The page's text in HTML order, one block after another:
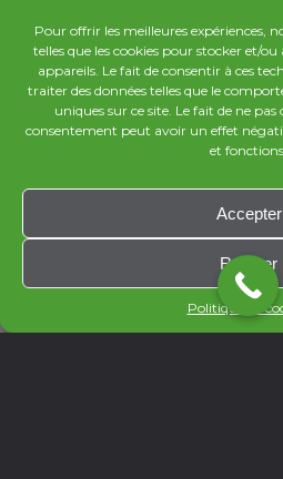
Pour offrir les meilleures expériences,
telles que les cookies pour stocker et/
appareils. Le fait de consentir à ces
traiter des données telles que le
uniques sur ce site. Le fait de ne
consentement peut avoir un effet
et
Accepter
Refuser
Politique de
repeat predefined
MY PORTFOLIO